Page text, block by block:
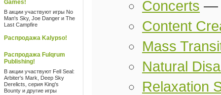
Games!
В акции участвуют игры No
Man's Sky, Joe Danger и The
Last Campfire
Распродажа Kalypso!
Распродажа Fulqrum
Publishing!
В акции участвуют Fell Seal:
Arbiter's Mark, Deep Sky
Derelicts, серия King's
Bounty и другие игры
Concerts
Content
Mass
Natural
Relaxation